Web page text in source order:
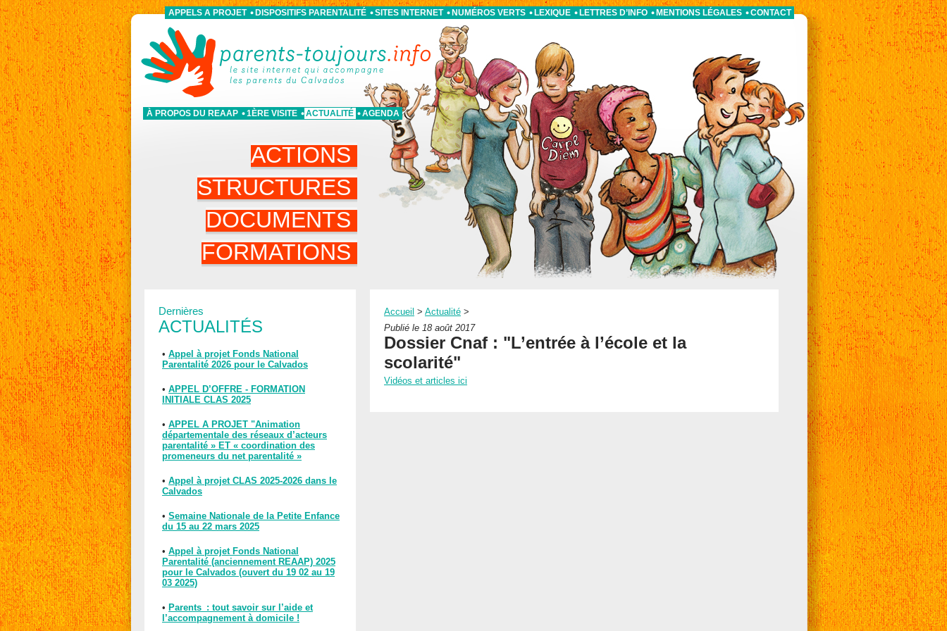
À PROPOS DU REAAP 1ÈRE VISITE ACTUALITÉ AGENDA
APPELS A PROJET DISPOSITIFS PARENTALITÉ SITES INTERNET NUMÉROS VERTS LEXIQUE LETTRES D’INFO MENTIONS LÉGALES CONTACT
ACTIONS
STRUCTURES
DOCUMENTS
FORMATIONS
Dernières
ACTUALITÉS
• Appel à projet Fonds National
Parentalité 2026 pour le Calvados
• APPEL D’OFFRE - FORMATION
INITIALE CLAS 2025
• APPEL A PROJET "Animation
départementale des réseaux d’acteurs
parentalité » ET « coordination des
promeneurs du net parentalité »
• Appel à projet CLAS 2025-2026 dans le
Calvados
• Semaine Nationale de la Petite Enfance
du 15 au 22 mars 2025
• Appel à projet Fonds National
Parentalité (anciennement REAAP) 2025
pour le Calvados (ouvert du 19 02 au 19
03 2025)
• Parents : tout savoir sur l’aide et
l’accompagnement à domicile !
Accueil > Actualité >
Publié le 18 août 2017
Dossier Cnaf : "L’entrée à l’école et la
scolarité"
Vidéos et articles ici